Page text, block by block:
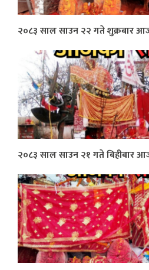
२०८३ साल साउन २२ गते शुक्रबार
२०८३ साल साउन २१ गते बिहीबार